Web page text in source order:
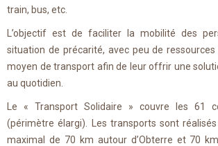
train, bus, etc.
L’objectif est de faciliter la mobilité des
situation de précarité, avec peu de
moyen de transport afin de leur offrir une
au quotidien.
Le « Transport Solidaire » couvre les 61
(périmètre élargi). Les transports sont
maximal de 70 km autour d’Obterre et 70